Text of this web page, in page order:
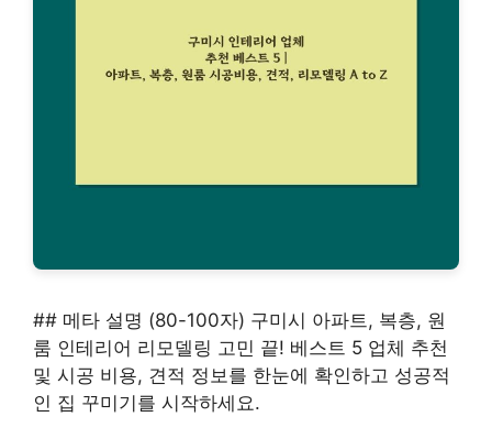
## 메타 설명 (80-100자) 구미시 아파트, 복층, 원
룸 인테리어 리모델링 고민 끝! 베스트 5 업체 추천
및 시공 비용, 견적 정보를 한눈에 확인하고 성공적
인 집 꾸미기를 시작하세요.